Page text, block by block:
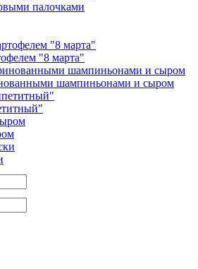
палочками
"8 марта"
шампиньонами и сыром